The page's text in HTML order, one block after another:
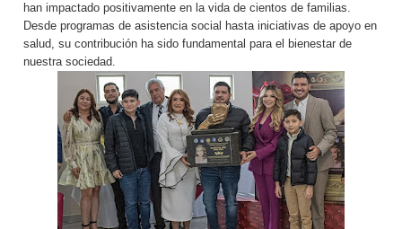
han impactado positivamente en la vida de cientos de familias.
Desde programas de asistencia social hasta iniciativas de apoyo en
salud, su contribución ha sido fundamental para el bienestar de
nuestra sociedad.